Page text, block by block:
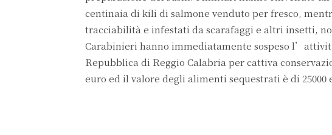
centinaia di kili di salmone venduto per fresco,
tracciabilità e infestati da scarafaggi e altri insetti,
Carabinieri hanno immediatamente sospeso
Repubblica di Reggio Calabria per cattiva
euro ed il valore degli alimenti sequestrati è di 25000